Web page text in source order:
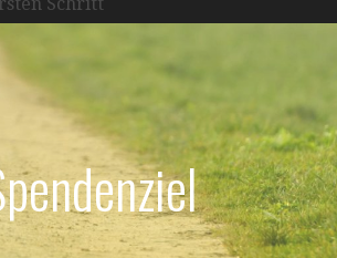
Schritt